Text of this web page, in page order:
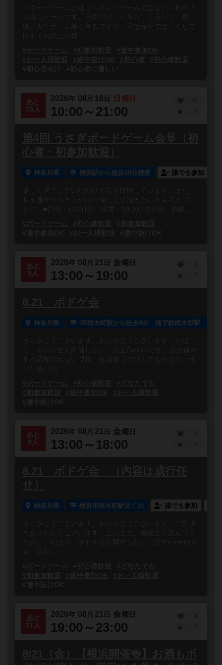
で遊ぶゲームです。日本では、ＵＮＯ、トランプ、将
棋、人生ゲーム等が有名ですが、実は海外では、そして
日本でも沢山の種...
#ボードゲーム
#初参加歓迎
#途中参加OK
#お一人様歓迎
#途中抜けOK #初心者
#初心者歓迎
#初心者向け
#初心者に優しい
あと
15人
2026年 08 月 16 日 日 曜日
10:00～21:00
10
第4回 うさぎボードゲーム会🐰（初
心者・初参加歓迎）
神奈川県 横浜駅から徒歩10分程度 誰でも参加
楽しく過ごしていただける会を目指しています。また、
お友達作りのきっかけの場にして頂きたいとも考えてい
ます。■日時・8/16(日) 設営：09:30～10:00 遊戯...
#ボードゲーム
#初心者歓迎
#初参加歓迎
#途中参加OK
#お一人様歓迎 #途中抜けOK
あと
9人
2026年 08 月 21 日 金曜日
13:00～19:00
1
8.21 ボドゲ会
神奈川県 JR桜木町駅から徒歩4分 地下鉄桜木町駅 南1
ありがとうございます。ありがとうございます。やは
り、ボドゲ会を開催したい、店主Fminorでも、店自体が
中々認知されない現状。低価格帯で遊んでもらえる、ボ
#ボードゲーム
#初心者歓迎
#どなたでも
#初参加歓迎
#途中参加OK
#お一人様歓迎
#途中抜けOK
あと
9人
2026年 08 月 21 日 金曜日
13:00～18:00
1
8.21 ボドゲ会 （内容は成行任
せ）
神奈川県 横浜市桜木町駅近くの 誰でも参加
ありがとうございます。ありがとうございます。ご覧頂
きありがとうございます。このまま、最後まで読んでく
ださい。やはり、ボドゲ会を開催したい。店主Fminorで
#ボードゲーム
#初心者歓迎
#どなたでも
#初参加歓迎
#途中参加OK
#お一人様歓迎
#途中抜けOK
あと
11人
2026年 08 月 21 日 金曜日
19:00～23:00
4
8/21（金）【横浜開催🍻】お酒もボ